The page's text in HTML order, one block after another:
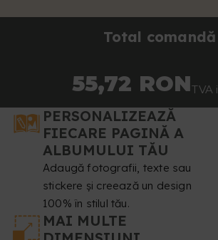
Total comandă
55,72 RONTVA
PERSONALIZEAZĂ
FIECARE PAGINĂ A
ALBUMULUI TĂU
Adaugă fotografii, texte sau
stickere și creează un design
100% în stilul tău.
MAI MULTE